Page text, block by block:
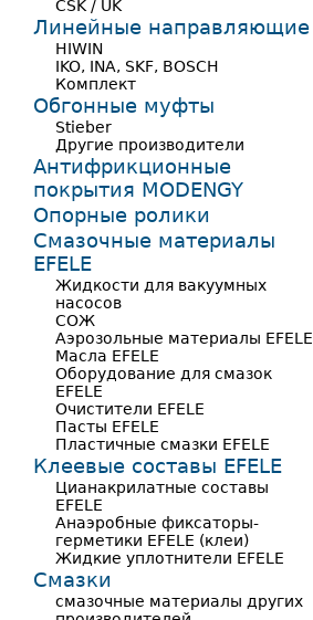
CSK / UK
Линейные направляющие
HIWIN
IKO, INA, SKF, BOSCH
Комплект
Обгонные муфты
Stieber
Другие производители
Антифрикционные
покрытия MODENGY
Опорные ролики
Смазочные материалы
EFELE
Жидкости для вакуумных
насосов
СОЖ
Аэрозольные материалы EFELE
Масла EFELE
Оборудование для смазок
EFELE
Очистители EFELE
Пасты EFELE
Пластичные смазки EFELE
Клеевые составы EFELE
Цианакрилатные составы
EFELE
Анаэробные фиксаторы-
герметики EFELE (клеи)
Жидкие уплотнители EFELE
Смазки
смазочные материалы других